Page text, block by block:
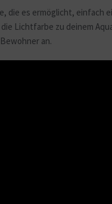
die es ermöglicht,
Lichtfarbe zu deinem
an.